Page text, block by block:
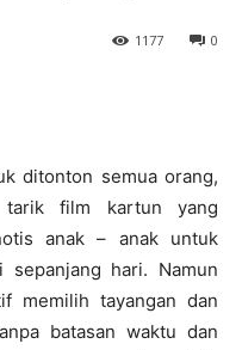
0
1177
ditonton semua orang,
film kartun yang
anak – anak untuk
hari. Namun
memilih tayangan dan
batasan waktu dan